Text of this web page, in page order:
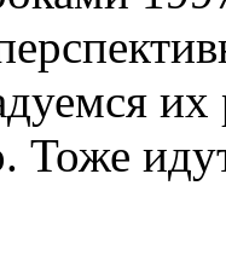
Тоже